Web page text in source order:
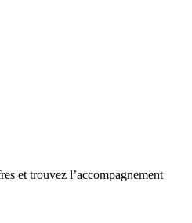
et trouvez l’accompagnement